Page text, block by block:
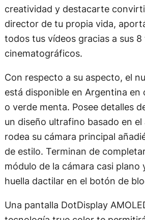
creatividad y destacarte
director de tu propia vida,
todos tus vídeos gracias a sus
cinematográficos.
Con respecto a su aspecto, el
está disponible en Argentina
o verde menta. Posee detalles
un diseño ultrafino basado en el
rodea su cámara principal
de estilo. Terminan de
módulo de la cámara casi plano
huella dactilar en el botón de
Una pantalla DotDisplay